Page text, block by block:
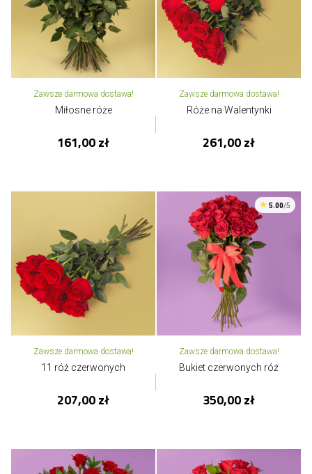
Zawsze darmowa dostawa!
Miłosne róże
161,00 zł
Zawsze darmowa dostawa!
Róże na Walentynki
261,00 zł
Zawsze darmowa dostawa!
11 róż czerwonych
207,00 zł
5.00/5
Zawsze darmowa dostawa!
Bukiet czerwonych róż
350,00 zł